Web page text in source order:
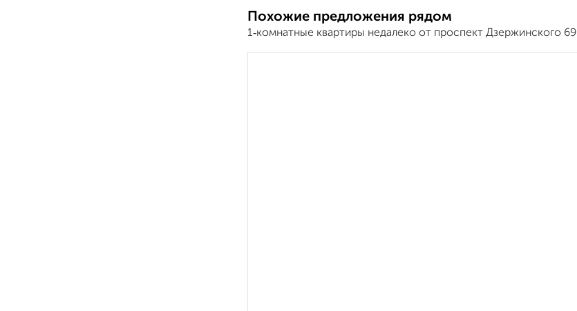
Похожие предложения рядом
1‑комнатные квартиры недалеко от проспект Дзержинского 69